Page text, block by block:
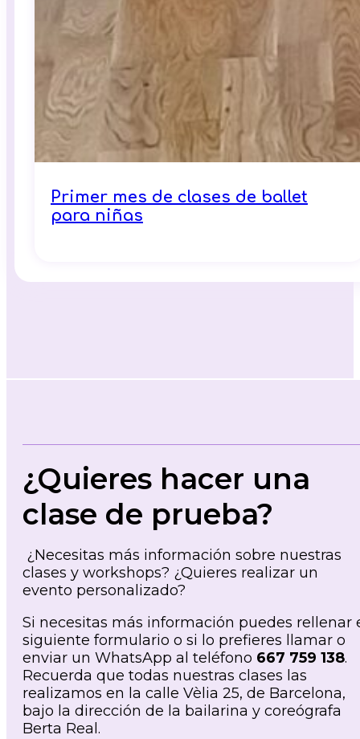
Primer mes de clases de ballet
para niñas
¿Quieres hacer una
clase de prueba?
¿Necesitas más información sobre nuestras
clases y workshops? ¿Quieres realizar un
evento personalizado?
Si necesitas más información puedes rellenar
siguiente formulario o si lo prefieres llamar o
enviar un WhatsApp al teléfono 667 759 138.
Recuerda que todas nuestras clases las
realizamos en la calle Vèlia 25, de Barcelona,
bajo la dirección de la bailarina y coreógrafa
Berta Real.